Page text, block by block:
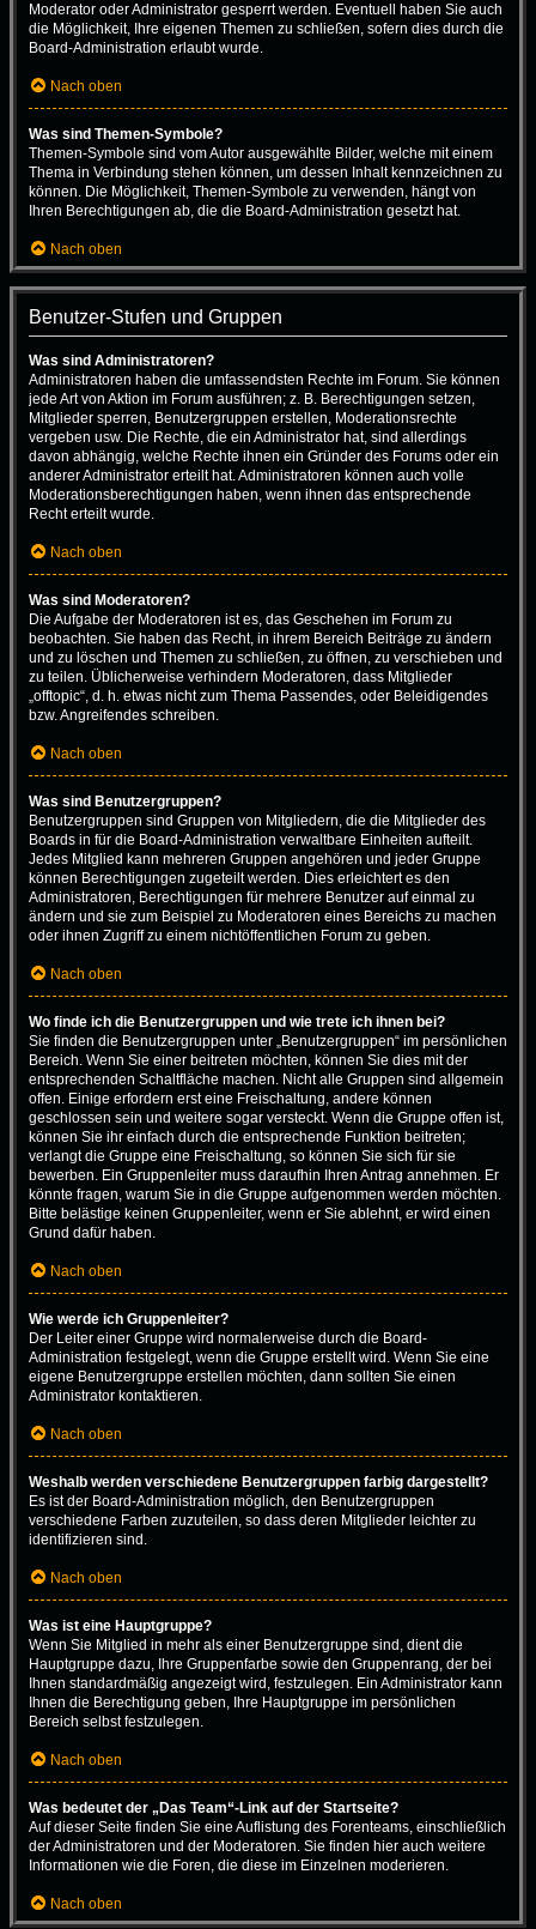
Moderator oder Administrator gesperrt werden. Eventuell haben Sie auch
die Möglichkeit, Ihre eigenen Themen zu schließen, sofern dies durch die
Board-Administration erlaubt wurde.
Nach oben
Was sind Themen-Symbole?
Themen-Symbole sind vom Autor ausgewählte Bilder, welche mit einem
Thema in Verbindung stehen können, um dessen Inhalt kennzeichnen zu
können. Die Möglichkeit, Themen-Symbole zu verwenden, hängt von
Ihren Berechtigungen ab, die die Board-Administration gesetzt hat.
Nach oben
Benutzer-Stufen und Gruppen
Was sind Administratoren?
Administratoren haben die umfassendsten Rechte im Forum. Sie können
jede Art von Aktion im Forum ausführen; z. B. Berechtigungen setzen,
Mitglieder sperren, Benutzergruppen erstellen, Moderationsrechte
vergeben usw. Die Rechte, die ein Administrator hat, sind allerdings
davon abhängig, welche Rechte ihnen ein Gründer des Forums oder ein
anderer Administrator erteilt hat. Administratoren können auch volle
Moderationsberechtigungen haben, wenn ihnen das entsprechende
Recht erteilt wurde.
Nach oben
Was sind Moderatoren?
Die Aufgabe der Moderatoren ist es, das Geschehen im Forum zu
beobachten. Sie haben das Recht, in ihrem Bereich Beiträge zu ändern
und zu löschen und Themen zu schließen, zu öffnen, zu verschieben und
zu teilen. Üblicherweise verhindern Moderatoren, dass Mitglieder
„offtopic“, d. h. etwas nicht zum Thema Passendes, oder Beleidigendes
bzw. Angreifendes schreiben.
Nach oben
Was sind Benutzergruppen?
Benutzergruppen sind Gruppen von Mitgliedern, die die Mitglieder des
Boards in für die Board-Administration verwaltbare Einheiten aufteilt.
Jedes Mitglied kann mehreren Gruppen angehören und jeder Gruppe
können Berechtigungen zugeteilt werden. Dies erleichtert es den
Administratoren, Berechtigungen für mehrere Benutzer auf einmal zu
ändern und sie zum Beispiel zu Moderatoren eines Bereichs zu machen
oder ihnen Zugriff zu einem nichtöffentlichen Forum zu geben.
Nach oben
Wo finde ich die Benutzergruppen und wie trete ich ihnen bei?
Sie finden die Benutzergruppen unter „Benutzergruppen“ im persönlichen
Bereich. Wenn Sie einer beitreten möchten, können Sie dies mit der
entsprechenden Schaltfläche machen. Nicht alle Gruppen sind allgemein
offen. Einige erfordern erst eine Freischaltung, andere können
geschlossen sein und weitere sogar versteckt. Wenn die Gruppe offen ist,
können Sie ihr einfach durch die entsprechende Funktion beitreten;
verlangt die Gruppe eine Freischaltung, so können Sie sich für sie
bewerben. Ein Gruppenleiter muss daraufhin Ihren Antrag annehmen. Er
könnte fragen, warum Sie in die Gruppe aufgenommen werden möchten.
Bitte belästige keinen Gruppenleiter, wenn er Sie ablehnt, er wird einen
Grund dafür haben.
Nach oben
Wie werde ich Gruppenleiter?
Der Leiter einer Gruppe wird normalerweise durch die Board-
Administration festgelegt, wenn die Gruppe erstellt wird. Wenn Sie eine
eigene Benutzergruppe erstellen möchten, dann sollten Sie einen
Administrator kontaktieren.
Nach oben
Weshalb werden verschiedene Benutzergruppen farbig dargestellt?
Es ist der Board-Administration möglich, den Benutzergruppen
verschiedene Farben zuzuteilen, so dass deren Mitglieder leichter zu
identifizieren sind.
Nach oben
Was ist eine Hauptgruppe?
Wenn Sie Mitglied in mehr als einer Benutzergruppe sind, dient die
Hauptgruppe dazu, Ihre Gruppenfarbe sowie den Gruppenrang, der bei
Ihnen standardmäßig angezeigt wird, festzulegen. Ein Administrator kann
Ihnen die Berechtigung geben, Ihre Hauptgruppe im persönlichen
Bereich selbst festzulegen.
Nach oben
Was bedeutet der „Das Team“-Link auf der Startseite?
Auf dieser Seite finden Sie eine Auflistung des Forenteams, einschließlich
der Administratoren und der Moderatoren. Sie finden hier auch weitere
Informationen wie die Foren, die diese im Einzelnen moderieren.
Nach oben